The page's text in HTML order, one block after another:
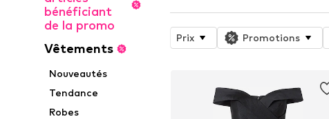
bénéficiant
de la promo
Vêtements
Nouveautés
Tendance
Robes
Prix Promotions